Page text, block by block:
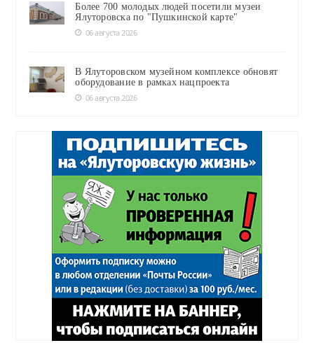
Более 700 молодых людей посетили музеи
Ялуторовска по "Пушкинской карте"
06 августа 2026
В Ялуторовском музейном комплексе обновят
оборудование в рамках нацпроекта
06 августа 2026